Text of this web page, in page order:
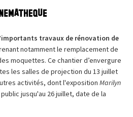
travaux de rénovation de
notamment le remplacement de
moquettes. Ce chantier d’envergure
les salles de projection du 13 juillet
activités, dont l'exposition Marilyn
jusqu'au 26 juillet, date de la